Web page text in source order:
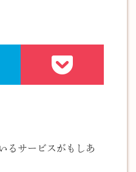
るサービスがもしあ